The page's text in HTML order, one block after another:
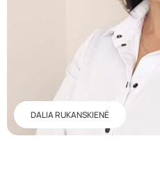
DALIA RUKANSKIENĖ